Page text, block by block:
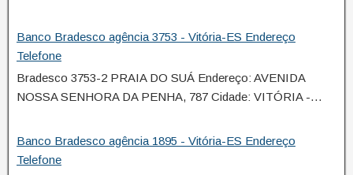
Banco Bradesco agência 3753 - Vitória-ES Endereço
Telefone
Bradesco 3753-2 PRAIA DO SUÁ Endereço: AVENIDA
NOSSA SENHORA DA PENHA, 787 Cidade: VITÓRIA -…
Banco Bradesco agência 1895 - Vitória-ES Endereço
Telefone